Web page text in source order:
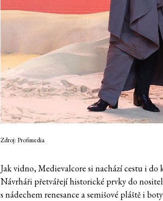
Zdroj: Profimedia
Jak vidno, Medievalcore si nachází cestu i do
Návrháři přetvářejí historické prvky do
s nádechem renesance a semišové pláště i